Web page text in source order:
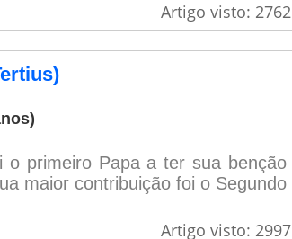
Artigo visto: 2762
o primeiro Papa a ter sua benção
maior contribuição foi o Segundo
Artigo visto: 2997